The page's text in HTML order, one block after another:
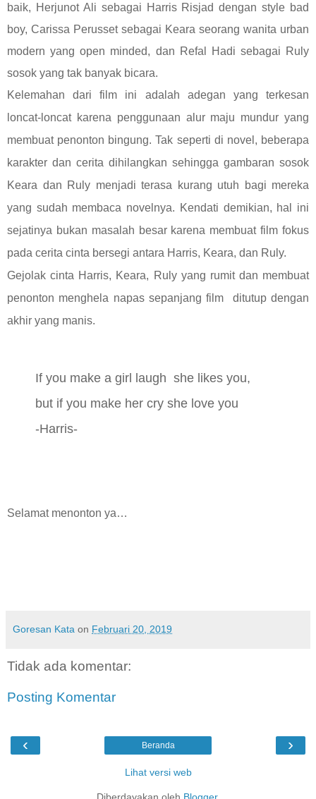
baik, Herjunot Ali sebagai Harris Risjad dengan style bad
boy, Carissa Perusset sebagai Keara seorang wanita urban
modern yang open minded, dan Refal Hadi sebagai Ruly
sosok yang tak banyak bicara.
Kelemahan dari film ini adalah adegan yang terkesan
loncat-loncat karena penggunaan alur maju mundur yang
membuat penonton bingung. Tak seperti di novel, beberapa
karakter dan cerita dihilangkan sehingga gambaran sosok
Keara dan Ruly menjadi terasa kurang utuh bagi mereka
yang sudah membaca novelnya. Kendati demikian, hal ini
sejatinya bukan masalah besar karena membuat film fokus
pada cerita cinta bersegi antara Harris, Keara, dan Ruly.
Gejolak cinta Harris, Keara, Ruly yang rumit dan membuat
penonton menghela napas sepanjang film ditutup dengan
akhir yang manis.
If you make a girl laugh she likes you,
but if you make her cry she love you
-Harris-
Selamat menonton ya…
Goresan Kata on Februari 20, 2019
Tidak ada komentar:
Posting Komentar
‹ ›
Beranda
Lihat versi web